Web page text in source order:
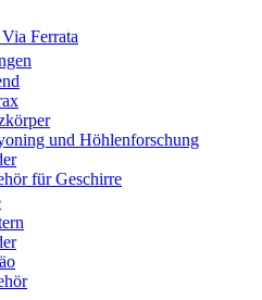
Ferrata
und Höhlenforschung
für Geschirre